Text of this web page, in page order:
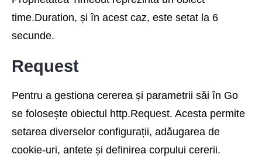
time.Duration, și în acest caz, este setat la 6
secunde.
Request
Pentru a gestiona cererea și parametrii săi în Go
se folosește obiectul http.Request. Acesta permite
setarea diverselor configurații, adăugarea de
cookie-uri, antete și definirea corpului cererii.